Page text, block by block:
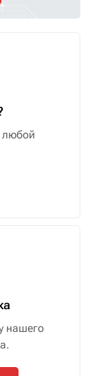
любой
нашего